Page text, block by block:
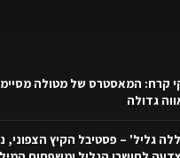
קרח: המאסטרס של מטולה
גדולה
גליל' – פסטיבל הקיץ הצפוני,